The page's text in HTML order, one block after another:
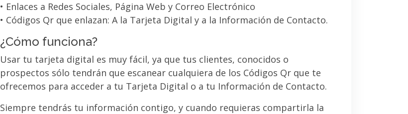
• Enlaces a Redes Sociales, Página Web y Correo Electrónico
• Códigos Qr que enlazan: A la Tarjeta Digital y a la Información de Contacto.
¿Cómo funciona?
Usar tu tarjeta digital es muy fácil, ya que tus clientes, conocidos o
prospectos sólo tendrán que escanear cualquiera de los Códigos Qr que te
ofrecemos para acceder a tu Tarjeta Digital o a tu Información de Contacto.
Siempre tendrás tu información contigo, y cuando requieras compartirla la